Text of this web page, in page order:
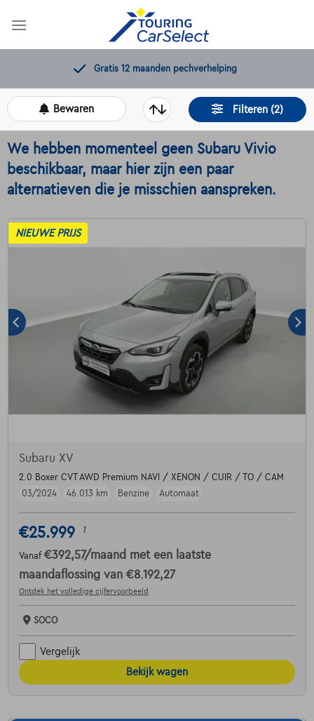
Gratis 12 maanden pechverhelping
Filteren (2)
Bewaren
We hebben momenteel geen Subaru Vivio
beschikbaar, maar hier zijn een paar
alternatieven die je misschien aanspreken.
NIEUWE PRIJS
Subaru XV
2.0 Boxer CVT AWD Premium NAVI / XENON / CUIR / TO / CAM
03/2024
46.013 km Benzine Automaat
€25.999 1
Vanaf €392,57/maand met een laatste
maandaflossing van €8.192,27
Ontdek het volledige cijfervoorbeeld
SOCO
Vergelijk
Bekijk wagen